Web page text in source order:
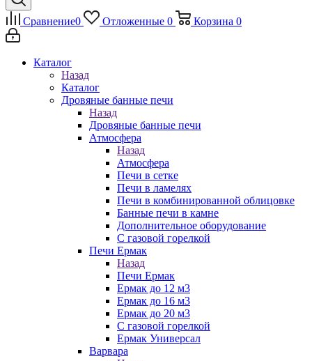
Сравнение0 Отложенные 0 Корзина 0
Каталог
Назад
Каталог
Дровяные банные печи
Назад
Дровяные банные печи
Атмосфера
Назад
Атмосфера
Печи в сетке
Печи в ламелях
Печи в комбинированной облицовке
Банные печи в камне
Дополнительное оборудование
С газовой горелкой
Печи Ермак
Назад
Печи Ермак
Ермак до 12 м3
Ермак до 16 м3
Ермак до 20 м3
С газовой горелкой
Ермак Универсал
Варвара